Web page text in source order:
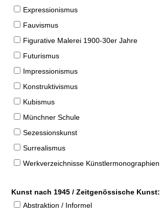
Expressionismus
Fauvismus
Figurative Malerei 1900-30er Jahre
Futurismus
Impressionismus
Konstruktivismus
Kubismus
Münchner Schule
Sezessionskunst
Surrealismus
Werkverzeichnisse Künstlermonographien
Kunst nach 1945 / Zeitgenössische Kunst:
Abstraktion / Informel